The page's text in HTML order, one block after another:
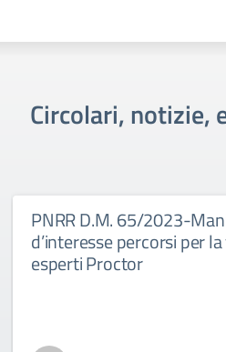
Circolari, notizie,
PNRR D.M. 65/2023-
d’interesse percorsi per
esperti Proctor